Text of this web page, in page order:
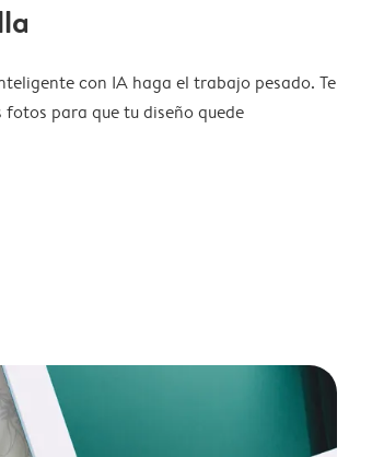
con IA haga el trabajo pesado. Te
para que tu diseño quede